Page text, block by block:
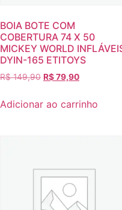
BOIA BOTE COM
COBERTURA 74 X 50
MICKEY WORLD
DYIN-165 ETITOYS
R$149,90 R$79,90
Adicionar ao carrinho